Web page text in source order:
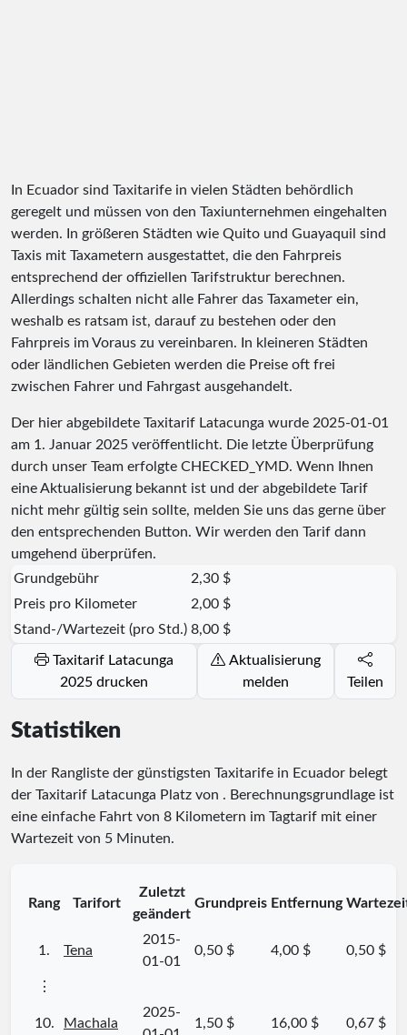
In Ecuador sind Taxitarife in vielen Städten behördlich
geregelt und müssen von den Taxiunternehmen eingehalten
werden. In größeren Städten wie Quito und Guayaquil sind
Taxis mit Taxametern ausgestattet, die den Fahrpreis
entsprechend der offiziellen Tarifstruktur berechnen.
Allerdings schalten nicht alle Fahrer das Taxameter ein,
weshalb es ratsam ist, darauf zu bestehen oder den
Fahrpreis im Voraus zu vereinbaren. In kleineren Städten
oder ländlichen Gebieten werden die Preise oft frei
zwischen Fahrer und Fahrgast ausgehandelt.
Der hier abgebildete Taxitarif Latacunga wurde 2025-01-01
am 1. Januar 2025 veröffentlicht. Die letzte Überprüfung
durch unser Team erfolgte CHECKED_YMD. Wenn Ihnen
eine Aktualisierung bekannt ist und der abgebildete Tarif
nicht mehr gültig sein sollte, melden Sie uns das gerne über
den entsprechenden Button. Wir werden den Tarif dann
umgehend überprüfen.
Grundgebühr
2,30 $
Preis pro Kilometer
2,00 $
Stand-/Wartezeit (pro Std.) 8,00 $
Taxitarif Latacunga
2025 drucken
melden
Teilen
Statistiken
In der Rangliste der günstigsten Taxitarife in Ecuador belegt
der Taxitarif Latacunga Platz von . Berechnungsgrundlage ist
eine einfache Fahrt von 8 Kilometern im Tagtarif mit einer
Wartezeit von 5 Minuten.
Rang Tarifort
Zuletzt
geändert
Grundpreis Entfernung
1. Tena
2015-
01-01
0,50 $ 4,00 $ 0,50 $
⋮
10. Machala
2025-
1,50 $ 16,00 $ 0,67 $